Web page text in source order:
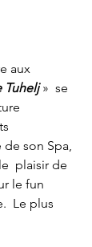
aux
Tuhelj »  se
son Spa,
plaisir de
le fun
Le plus